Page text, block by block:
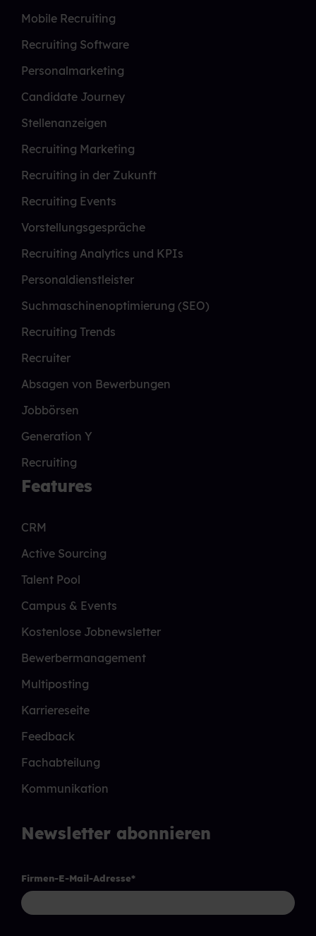
Mobile Recruiting
Recruiting Software
Personalmarketing
Candidate Journey
Stellenanzeigen
Recruiting Marketing
Recruiting in der Zukunft
Recruiting Events
Vorstellungsgespräche
Recruiting Analytics und KPIs
Personaldienstleister
Suchmaschinenoptimierung (SEO)
Recruiting Trends
Recruiter
Absagen von Bewerbungen
Jobbörsen
Generation Y
Recruiting
Features
CRM
Active Sourcing
Talent Pool
Campus & Events
Kostenlose Jobnewsletter
Bewerbermanagement
Multiposting
Karriereseite
Feedback
Fachabteilung
Kommunikation
Newsletter abonnieren
Firmen-E-Mail-Adresse*